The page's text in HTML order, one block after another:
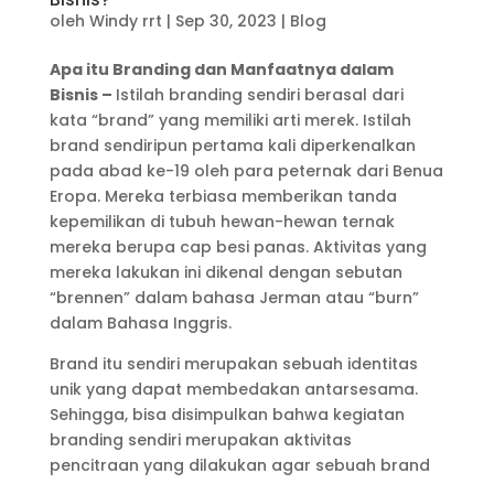
oleh Windy rrt | Sep 30, 2023 | Blog
Apa itu Branding dan Manfaatnya dalam
Bisnis – Istilah branding sendiri berasal dari
kata “brand” yang memiliki arti merek. Istilah
brand sendiripun pertama kali diperkenalkan
pada abad ke-19 oleh para peternak dari Benua
Eropa. Mereka terbiasa memberikan tanda
kepemilikan di tubuh hewan-hewan ternak
mereka berupa cap besi panas. Aktivitas yang
mereka lakukan ini dikenal dengan sebutan
“brennen” dalam bahasa Jerman atau “burn”
dalam Bahasa Inggris.
Brand itu sendiri merupakan sebuah identitas
unik yang dapat membedakan antarsesama.
Sehingga, bisa disimpulkan bahwa kegiatan
branding sendiri merupakan aktivitas
pencitraan yang dilakukan agar sebuah brand